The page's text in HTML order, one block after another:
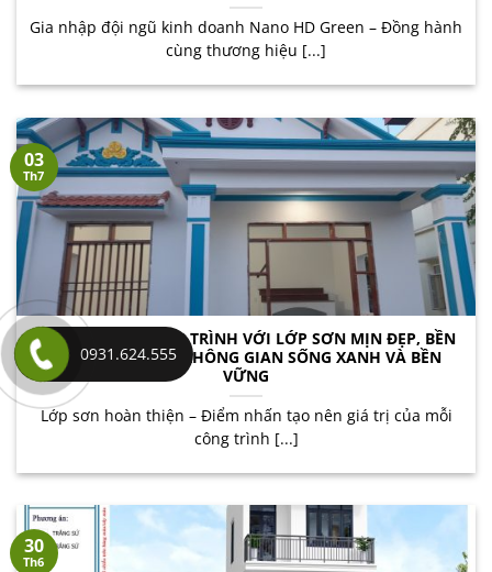
Gia nhập đội ngũ kinh doanh Nano HD Green – Đồng hành
cùng thương hiệu [...]
HOÀN THIỆN CÔNG TRÌNH VỚI LỚP SƠN MỊN ĐẸP, BỀN
MÀU – KIẾN TẠO KHÔNG GIAN SỐNG XANH VÀ BỀN
VỮNG
Lớp sơn hoàn thiện – Điểm nhấn tạo nên giá trị của mỗi
công trình [...]
03
Th7
30
Th6
0931.624.555